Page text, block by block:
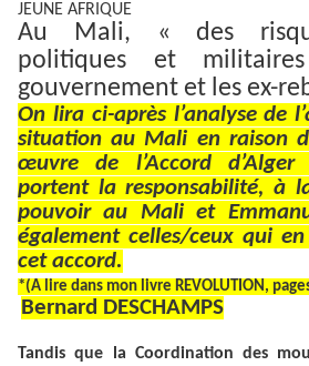
JEUNE AFRIQUE
Au Mali, « des
politiques et
gouvernement et les ex-
On lira ci-après l’analyse de
situation au Mali en raison
œuvre de l’Accord
portent la responsabilité, à
pouvoir au Mali et
également celles/ceux qui
cet accord.
*(A lire dans mon livre REVOLUTION,
Bernard DESCHAMPS
Tandis que la Coordination des